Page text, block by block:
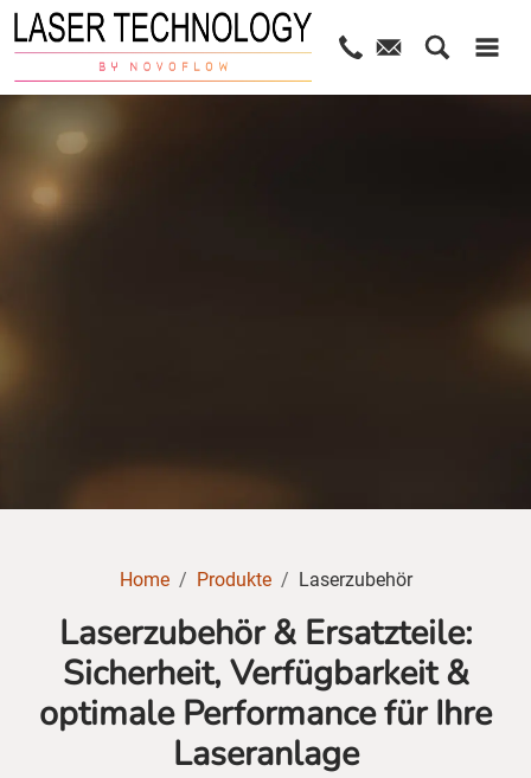
Home Produkte Laserzubehör
Laserzubehör & Ersatzteile:
Sicherheit, Verfügbarkeit &
optimale Performance für Ihre
Laseranlage